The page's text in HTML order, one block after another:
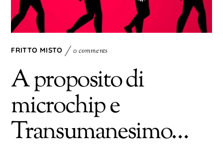
FRITTO MISTO 0 comments
A proposito di
microchip e
Transumanesimo…